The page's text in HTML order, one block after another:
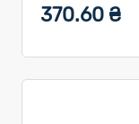
370.60 ₴